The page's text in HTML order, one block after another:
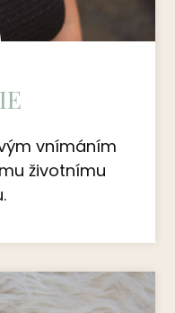
vnímáním
životnímu